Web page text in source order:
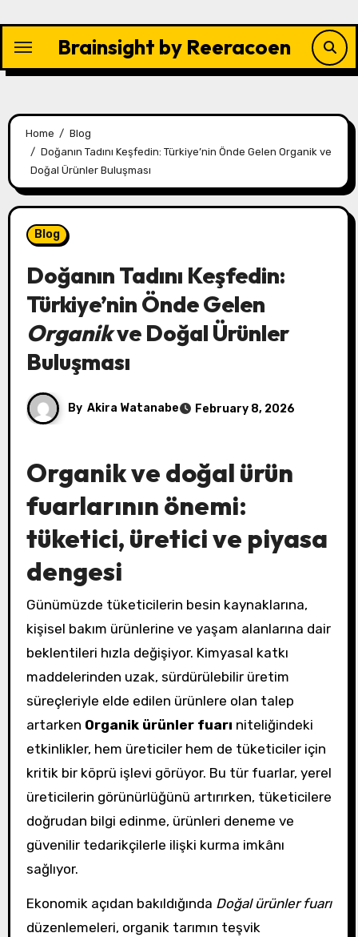
content
Brainsight by Reeracoen
Home
Blog
Doğanın Tadını Keşfedin: Türkiye’nin Önde Gelen Organik ve
Doğal Ürünler Buluşması
Blog
Doğanın Tadını Keşfedin:
Türkiye’nin Önde Gelen
Organikve Doğal Ürünler
Buluşması
By Akira Watanabe February 8, 2026
Organik ve doğal ürün
fuarlarının önemi:
tüketici, üretici ve piyasa
dengesi
Günümüzde tüketicilerin besin kaynaklarına,
kişisel bakım ürünlerine ve yaşam alanlarına dair
beklentileri hızla değişiyor. Kimyasal katkı
maddelerinden uzak, sürdürülebilir üretim
süreçleriyle elde edilen ürünlere olan talep
artarken Organik ürünler fuarı niteliğindeki
etkinlikler, hem üreticiler hem de tüketiciler için
kritik bir köprü işlevi görüyor. Bu tür fuarlar, yerel
üreticilerin görünürlüğünü artırırken, tüketicilere
doğrudan bilgi edinme, ürünleri deneme ve
güvenilir tedarikçilerle ilişki kurma imkânı
sağlıyor.
Ekonomik açıdan bakıldığında Doğal ürünler fuarı
düzenlemeleri, organik tarımın teşvik